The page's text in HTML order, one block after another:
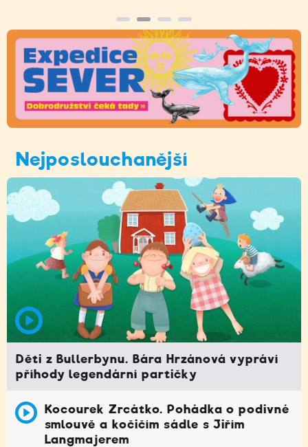
Nejposlouchanější
Děti z Bullerbynu. Bára Hrzánová vypráví
příhody legendární partičky
Kocourek Zrcátko. Pohádka o podivné
smlouvě a kočičím sádle s Jiřím
Langmajerem